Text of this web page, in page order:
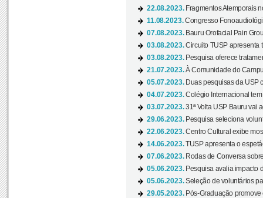
22.08.2023. Fragmentos Atemporais
11.08.2023.Congresso
07.08.2023. Bauru Orofacial Pain
03.08.2023.Circuito TUSP apresenta
03.08.2023. Pesquisa oferece
21.07.2023.À Comunidade do
05.07.2023. Duas pesquisas da USP
04.07.2023.Colégio Internacional
03.07.2023.31ª Volta USP Bauru vai
29.06.2023. Pesquisa seleciona
22.06.2023.Centro Cultural exibe
14.06.2023.TUSP apresenta o
07.06.2023. Rodas de Conversa
05.06.2023. Pesquisa avalia impacto
05.06.2023.Seleção de voluntários
29.05.2023. Pós-Graduação